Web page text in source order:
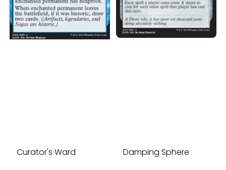
Curator's Ward Damping Sphere